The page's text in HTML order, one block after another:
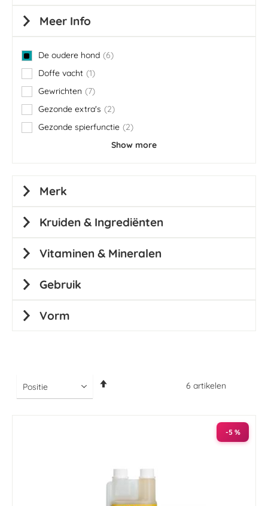
6 artikelen
-5 %
Meer Info
De oudere hond 6
items
Doffe vacht 1
item
Gewrichten
7
items
Gezonde extra's
2
items
Gezonde spierfunctie
2
items
Show more
Merk
Kruiden & Ingrediënten
Vitaminen & Mineralen
Gebruik
Vorm